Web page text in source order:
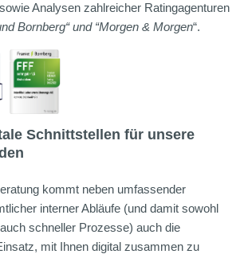
Analysen zahlreicher Ratingagenturen
Bornberg“ und “Morgen & Morgen“.
Schnittstellen für unsere
kommt neben umfassender
interner Abläufe (und damit sowohl
schneller Prozesse) auch die
mit Ihnen digital zusammen zu